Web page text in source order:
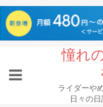
content
憧れ
ライダーや
日々の